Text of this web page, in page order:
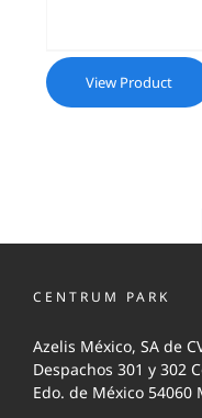
View Product
CENTRUM PARK
Azelis México, SA de
Despachos 301 y 302
Edo. de México 54060